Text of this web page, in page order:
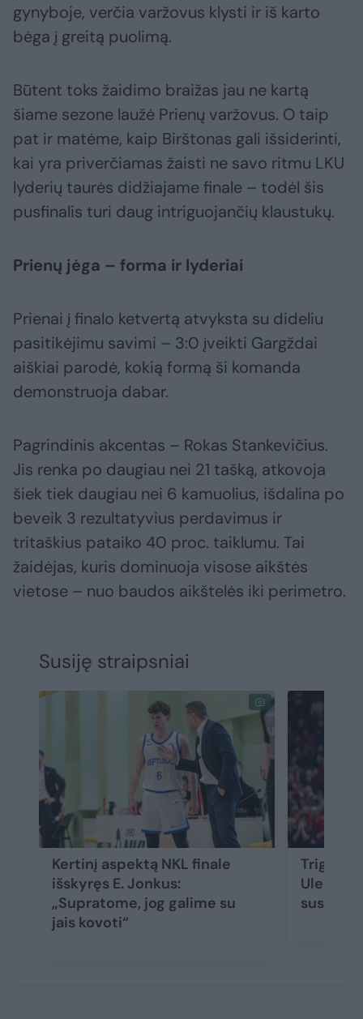
gynyboje, verčia varžovus klysti ir iš karto
bėga į greitą puolimą.
Būtent toks žaidimo braižas jau ne kartą
šiame sezone laužė Prienų varžovus. O taip
pat ir matėme, kaip Birštonas gali išsiderinti,
kai yra priverčiamas žaisti ne savo ritmu LKU
lyderių taurės didžiajame finale – todėl šis
pusfinalis turi daug intriguojančių klaustukų.
Prienų jėga – forma ir lyderiai
Prienai į finalo ketvertą atvyksta su dideliu
pasitikėjimu savimi – 3:0 įveikti Gargždai
aiškiai parodė, kokią formą ši komanda
demonstruoja dabar.
Pagrindinis akcentas – Rokas Stankevičius.
Jis renka po daugiau nei 21 tašką, atkovoja
šiek tiek daugiau nei 6 kamuolius, išdalina po
beveik 3 rezultatyvius perdavimus ir
tritaškius pataiko 40 proc. taiklumu. Tai
žaidėjas, kuris dominuoja visose aikštės
vietose – nuo baudos aikštelės iki perimetro.
Susiję straipsniai
Kertinį aspektą NKL finale
išskyręs E. Jonkus:
„Supratome, jog galime su
jais kovoti“
Trigubą
Uleckas